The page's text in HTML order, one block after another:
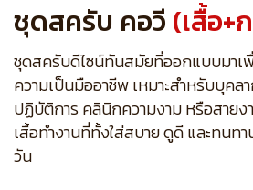
ชุดสครับ คอวี (เสื้อ+
ชุดสครับดีไซน์ทันสมัยที่ออกแบบมาเ
ความเป็นมืออาชีพ เหมาะสำหรับบุค
ปฏิบัติการ คลินิกความงาม หรือสายง
เสื้อทำงานที่ทั้งใส่สบาย ดูดี และทนทา
วัน